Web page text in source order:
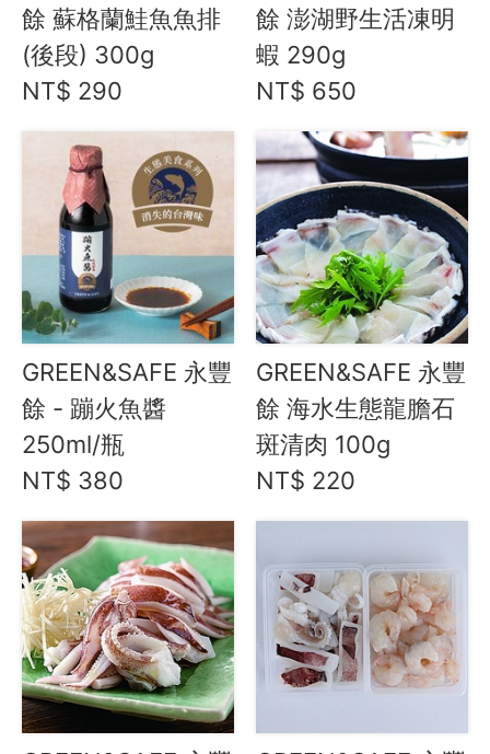
吃零食
愛甜點
火腿．起司．歐陸食材
水餃 / 麵食 / 湯圓 / 包子
滷味 / 香腸 / 下酒菜
熟食 / 小吃 / 鮑魚罐
喝湯吃火鍋
礦泉水 / 氣泡水
喫茶喝咖啡 / 飲料
農產 / 乾貨
油鹽醬醋
頂級美食
生活美學
🇯🇵 日本專區
最新飯團 15
Blog
會員服務
餘 蘇格蘭鮭魚魚排
(後段) 300g
NT$ 290
餘 澎湖野生活凍明
蝦 290g
NT$ 650
GREEN&SAFE 永豐
餘 - 蹦火魚醬
250ml/瓶
NT$ 380
GREEN&SAFE 永豐
餘 海水生態龍膽石
斑清肉 100g
NT$ 220